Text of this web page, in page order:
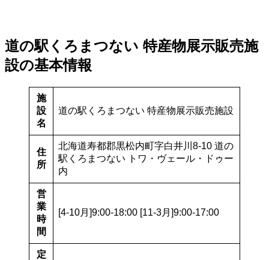
道の駅くろまつない 特産物展示販売施
設の基本情報
施
設
名
道の駅くろまつない 特産物展示販売施設
住
所
北海道寿都郡黒松内町字白井川8-10 道の
駅くろまつない トワ・ヴェール・ドゥー
内
営
業
時
間
[4-10月]9:00-18:00 [11-3月]9:00-17:00
定